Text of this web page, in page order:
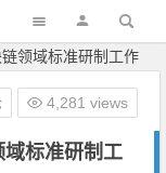
领域标准研制工作
标准研制工
4,281 views